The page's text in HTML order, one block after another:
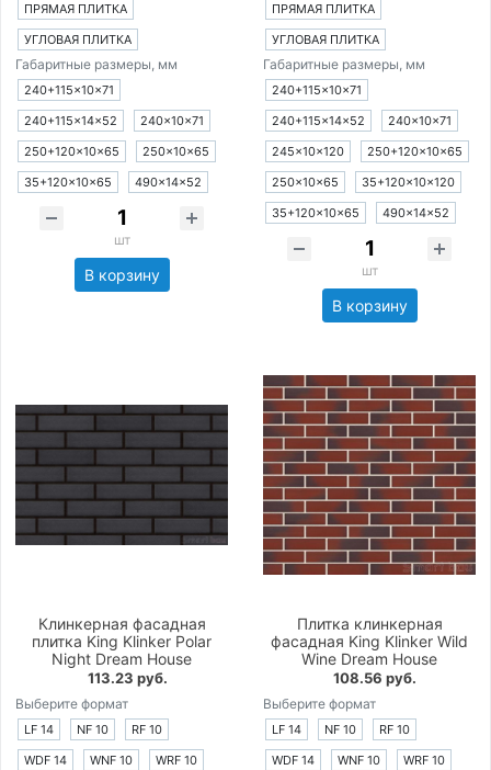
ПРЯМАЯ ПЛИТКА
УГЛОВАЯ ПЛИТКА
Габаритные размеры, мм
240+115×10×71
240+115×14×52
240×10×71
250+120×10×65
250×10×65
35+120×10×65
490×14×52
шт
В корзину
ПРЯМАЯ ПЛИТКА
УГЛОВАЯ ПЛИТКА
Габаритные размеры, мм
240+115×10×71
240+115×14×52
240×10×71
245×10×120
250+120×10×65
250×10×65
35+120×10×120
35+120×10×65
490×14×52
шт
В корзину
Клинкерная фасадная
плитка King Klinker Polar
Night Dream House
113.23 руб.
Выберите формат
LF 14 NF 10
RF 10
WDF 14
WNF 10
WRF 10
Плитка клинкерная
фасадная King Klinker Wild
Wine Dream House
108.56 руб.
Выберите формат
LF 14 NF 10
RF 10
WDF 14
WNF 10
WRF 10